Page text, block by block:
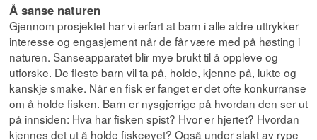
Å sanse naturen
Gjennom prosjektet har vi erfart at barn i alle aldre uttrykker
interesse og engasjement når de får være med på høsting i
naturen. Sanseapparatet blir mye brukt til å oppleve og
utforske. De fleste barn vil ta på, holde, kjenne på, lukte og
kanskje smake. Når en fisk er fanget er det ofte konkurranse
om å holde fisken. Barn er nysgjerrige på hvordan den ser ut
på innsiden: Hva har fisken spist? Hvor er hjertet? Hvordan
kjennes det ut å holde fiskeøyet? Også under slakt av rype